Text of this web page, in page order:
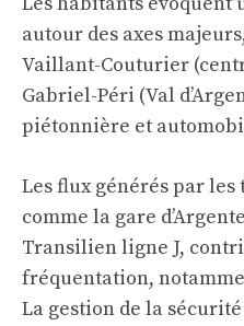
autour des axes
Vaillant-Couturier
Gabriel-Péri (Val
piétonnière et
Les flux générés par
comme la gare
Transilien ligne J,
fréquentation,
La gestion de la